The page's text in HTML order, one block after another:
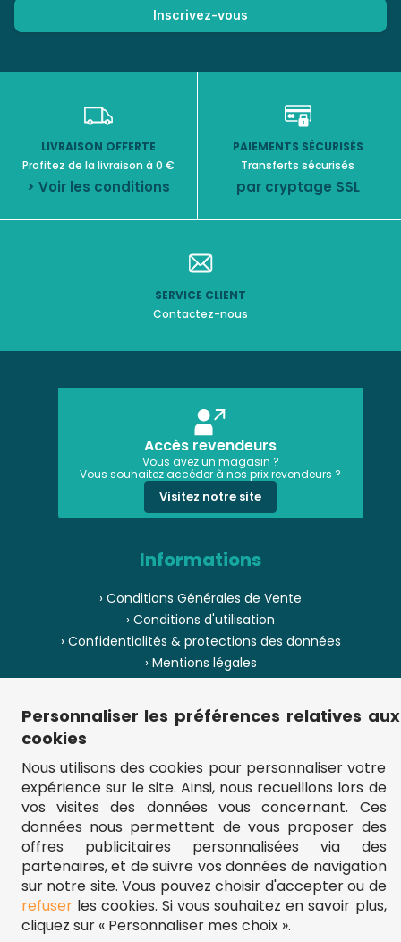
LIVRAISON OFFERTE
Profitez de la livraison à 0 €
> Voir les conditions
PAIEMENTS SÉCURISÉS
Transferts sécurisés
par cryptage SSL
SERVICE CLIENT
Contactez-nous
Accès revendeurs
Vous avez un magasin ?
Vous souhaitez accéder à nos prix revendeurs ?
Visitez notre site
Informations
› Conditions Générales de Vente
› Conditions d'utilisation
› Confidentialités & protections des données
› Mentions légales
› Paiement
› Pièces de puzzle manquantes ?
› Plan du site
** Frais d'envoi = 6,95 € (France) / gratuit à partir de 45 €.
fou-de-puzzle.com : le site référence pour acheter des puzzles de
qualité à bon prix.
© Fou-de-puzzle.com 2011 - 2026
Personnaliser les préférences relatives aux
cookies
Nous utilisons des cookies pour personnaliser votre
expérience sur le site. Ainsi, nous recueillons lors de
vos visites des données vous concernant. Ces
données nous permettent de vous proposer des
offres publicitaires personnalisées via des
partenaires, et de suivre vos données de navigation
sur notre site. Vous pouvez choisir d'accepter ou de
refuserles cookies. Si vous souhaitez en savoir plus,
cliquez sur « Personnaliser mes choix ».